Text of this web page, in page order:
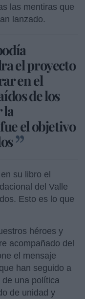
las mentiras que
lanzado.
el proyecto
en el
de los
la
el objetivo
su libro el
del Valle
Esto es lo que
héroes y
acompañado del
el mensaje
han seguido a
una política
de unidad y